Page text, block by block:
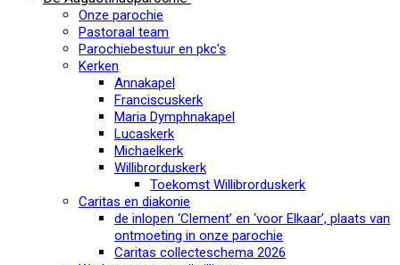
Onze parochie
Pastoraal team
Parochiebestuur en pkc's
Kerken
Annakapel
Franciscuskerk
Maria Dymphnakapel
Lucaskerk
Michaelkerk
Willibrorduskerk
Toekomst Willibrorduskerk
Caritas en diakonie
de inlopen ‘Clement’ en ‘voor Elkaar’, plaats van
ontmoeting in onze parochie
Caritas collecteschema 2026